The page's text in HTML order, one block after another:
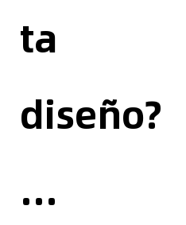
ta
diseño?
...